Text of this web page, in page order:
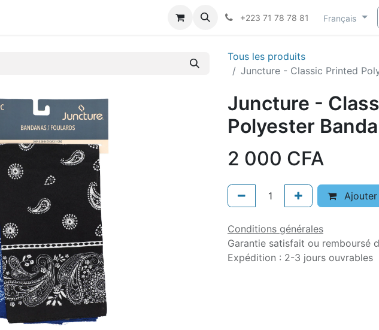
+223 71 78 78 81 Français
Tous les produits
Juncture - Classic Printed
Juncture -
Polyester
2 000 CFA
Conditions générales
Garantie satisfait ou remboursé
Expédition : 2-3 jours ouvrables